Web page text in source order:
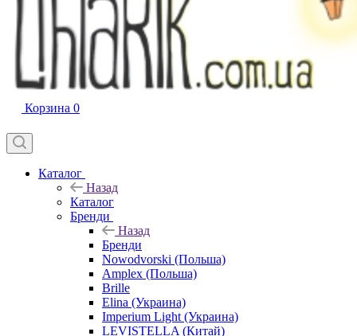
Корзина 0
Каталог
Назад
Каталог
Бренди
Назад
Бренди
Nowodvorski (Польша)
Amplex (Польша)
Brille
Elina (Украина)
Imperium Light (Украина)
LEVISTELLA (Китай)